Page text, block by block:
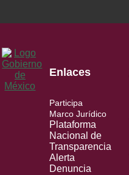
Enlaces
Participa
Marco Jurídico
Plataforma
Nacional de
Transparencia
Alerta
Denuncia